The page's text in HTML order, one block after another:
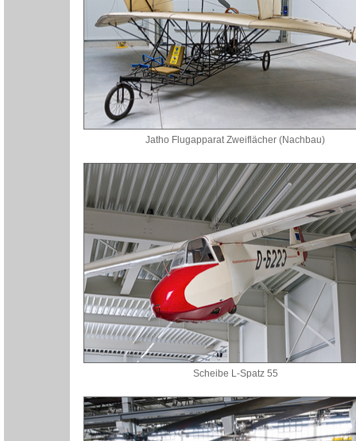
Jatho Flugapparat Zweiflächer (Nachbau)
Scheibe L-Spatz 55